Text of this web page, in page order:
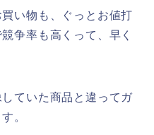
い物も、ぐっとお値打
争率も高くって、早く
ていた商品と違ってガ
。